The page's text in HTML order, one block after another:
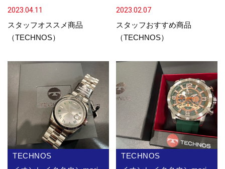
2023.04.11
スタッフオススメ商品
（TECHNOS）
2023.02.07
スタッフおすすめ商品
（TECHNOS）
TECHNOS
TECHNOS